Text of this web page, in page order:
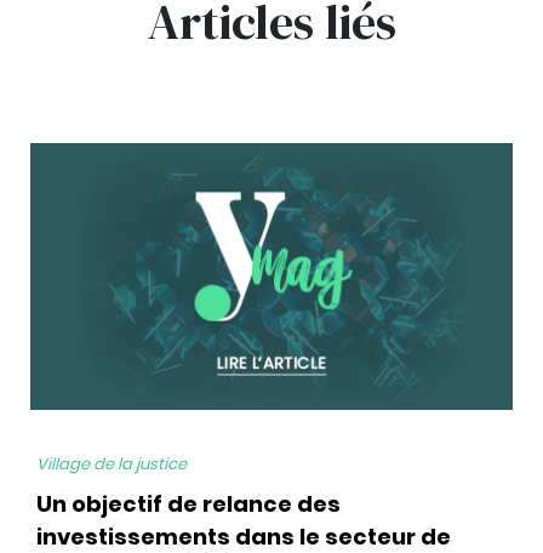
Articles liés
Village de la justice
Un objectif de relance des
investissements dans le secteur de